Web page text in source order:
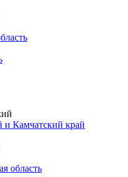
и Камчатский край
область